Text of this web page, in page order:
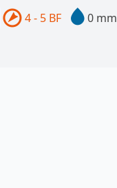
4 - 5 BF 0 mm